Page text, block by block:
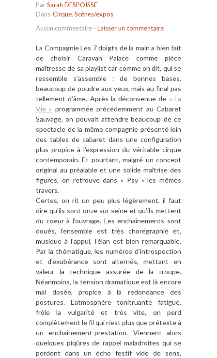
ParSarah DESPOISSE
Dans Cirque, Scènes/expos
Aucun commentaire - Laisser un commentaire
La Compagnie Les 7 doigts de la main a bien fait
de choisir Caravan Palace comme pièce
maîtresse de sa playlist car comme on dit, qui se
ressemble s’assemble : de bonnes bases,
beaucoup de poudre aux yeux, mais au final pas
tellement d’âme. Après la déconvenue de « La
Vie » programmée précédemment au Cabaret
Sauvage, on pouvait attendre beaucoup de ce
spectacle de la même compagnie présenté loin
des tables de cabaret dans une configuration
plus propice à l’expression du véritable cirque
contemporain. Et pourtant, malgré un concept
original au préalable et une solide maîtrise des
figures, on retrouve dans « Psy » les mêmes
travers.
Certes, on rit un peu plus légèrement, il faut
dire qu’ils sont onze sur seine et qu’ils mettent
du coeur à l’ouvrage. Les enchaînements sont
doués, l’ensemble est très chorégraphié et,
musique à l’appui, l’élan est bien remarquable.
Par la thématique, les numéros d’introspection
et d’exubérance sont alternés, mettant en
valeur la technique assurée de la troupe.
Néanmoins, la tension dramatique est là encore
mal dosée, propice à la redondance des
postures. L’atmosphère tonitruante fatigue,
frôle la vulgarité et très vite, on perd
complètement le fil qui n’est plus que prétexte à
un enchaînement-prestation. Viennent alors
quelques piqûres de rappel maladroites qui se
perdent dans un écho festif vide de sens,